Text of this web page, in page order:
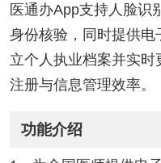
医通办App支持人脸识
身份核验，同时提供
立个人执业档案并实
注册与信息管理效率。
功能介绍